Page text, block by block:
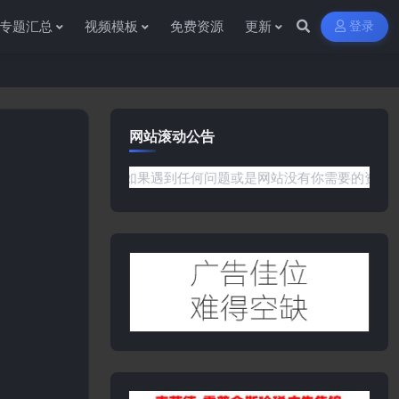
专题汇总 视频模板 免费资源 更新 登录
网站滚动公告
资源杂货铺获取各种信息资源!如果遇到任何问题或是网站没有